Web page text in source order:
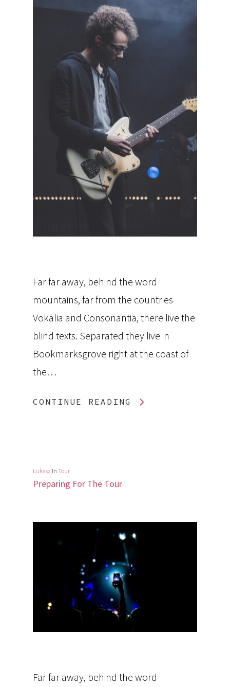
Far far away, behind the word
mountains, far from the countries
Vokalia and Consonantia, there live the
blind texts. Separated they live in
Bookmarksgrove right at the coast of
the…
CONTINUE READING
Łukasz In Tour
Preparing For The Tour
Far far away, behind the word
OFERTA